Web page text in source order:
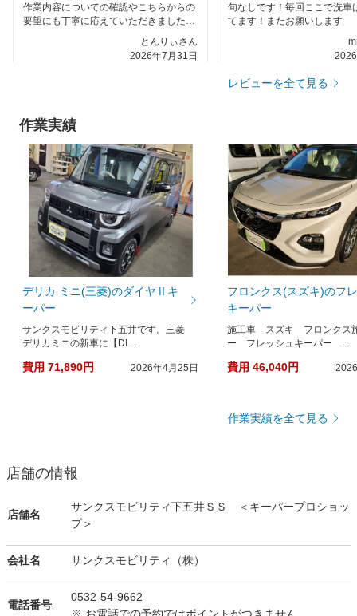
作業内容についての確認やこちらからの
要望にも丁寧に応えていただきました。
今後も良いお付き合いをしたいと思える
とんりぃさん
2026年7月31日
句なしです！毎回ここで洗車
てます！またお願いします
レビューを全て見る
作業実績
デリカ ミニ(三菱)のダイヤⅡキ
ーパー
サンクスモビリティ下五井です。三菱
デリカミニの新車に【DI…
費用 71,890円 2026年4月25日
フロンクス(スズキ)のフ
キーパー
施工車 スズキ フロンクス
ー フレッシュキーパー …
費用 46,040円
作業実績を全て見る
店舗の情報
店舗名
サンクスモビリティ下五井ＳＳ ＜キーパープロショッ
プ＞
会社名 サンクスモビリティ（株）
電話番号
0532-54-9662
※ お電話での予約ではポイントがつきません。